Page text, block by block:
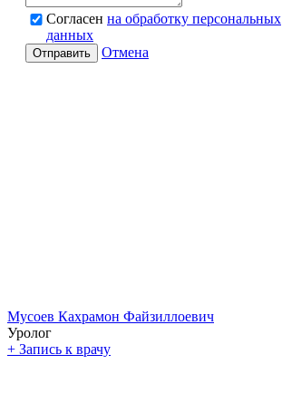
Согласен на обработку персональных
данных
Отправить Отмена
Мусоев Кахрамон Файзиллоевич
Уролог
+ Запись к врачу